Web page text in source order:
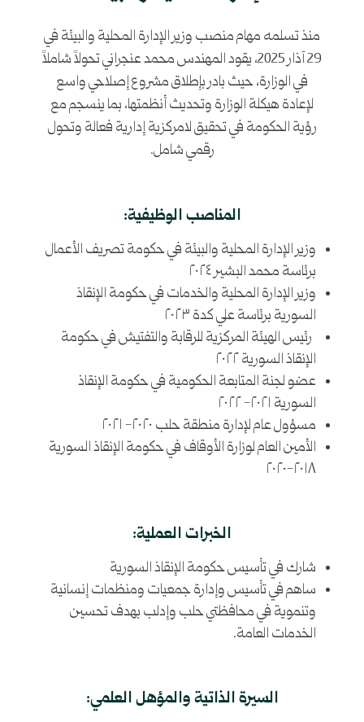
منذ تسلمه مهام منصب وزير الإدارة المحلية والبيئة في
29 آذار 2025، يقود المهندس محمد عنجراني تحولاً شاملاً
في الوزارة، حيث بادر بإطلاق مشروع إصلاحي واسع
لإعادة هيكلة الوزارة وتحديث أنظمتها، بما ينسجم مع
رؤية الحكومة في تحقيق لامركزية إدارية فعالة وتحول
رقمي شامل.
المناصب الوظيفية:
وزير الإدارة المحلية والبيئة في حكومة تصريف الأعمال
برئاسة محمد البشير ٢٠٢٤
وزير الإدارة المحلية والخدمات في حكومة الإنقاذ
السورية برئاسة علي كدة ٢٠٢٣
رئيس الهيئة المركزية للرقابة والتفتيش في حكومة
الإنقاذ السورية ٢٠٢٢
عضو لجنة المتابعة الحكومية في حكومة الإنقاذ
السورية ٢٠٢١- ٢٠٢٢
مسؤول عام لإدارة منطقة حلب ٢٠٢٠- ٢٠٢١
الأمين العام لوزارة الأوقاف في حكومة الإنقاذ السورية
٢٠١٨-٢٠٢٠
الخبرات العملية:
شارك في تأسيس حكومة الإنقاذ السورية
ساهم في تأسيس وإدارة جمعيات ومنظمات إنسانية
وتنموية في محافظتي حلب وإدلب بهدف تحسين
الخدمات العامة.
السيرة الذاتية والمؤهل العلمي: